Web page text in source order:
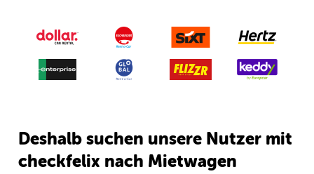
Deshalb suchen unsere Nutzer mit
checkfelix nach Mietwagen